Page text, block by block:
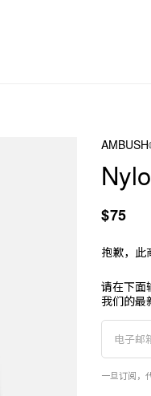
$75
抱歉，此
请在下面
我们的最
一旦订阅，